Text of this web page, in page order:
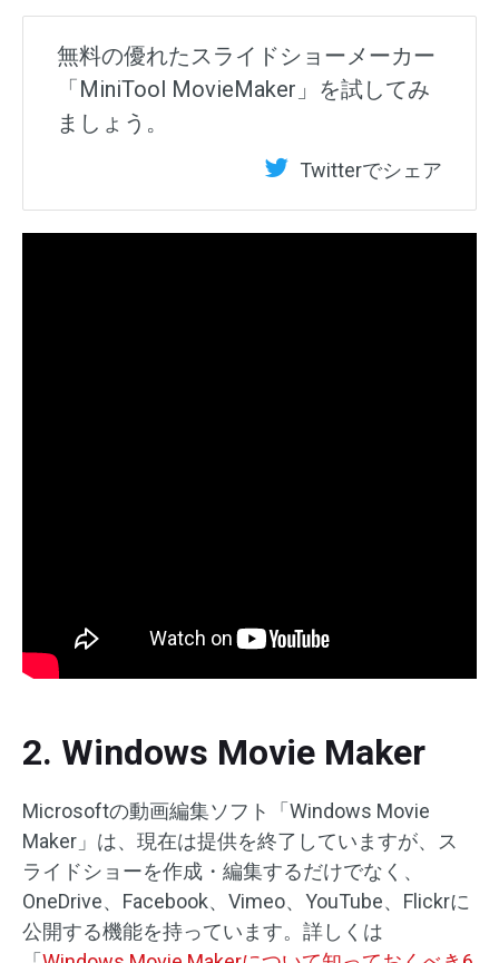
無料の優れたスライドショーメーカー
「MiniTool MovieMaker」を試してみ
ましょう。
Twitterでシェア
2. Windows Movie Maker
Microsoftの動画編集ソフト「Windows Movie
Maker」は、現在は提供を終了していますが、ス
ライドショーを作成・編集するだけでなく、
OneDrive、Facebook、Vimeo、YouTube、Flickrに
公開する機能を持っています。詳しくは